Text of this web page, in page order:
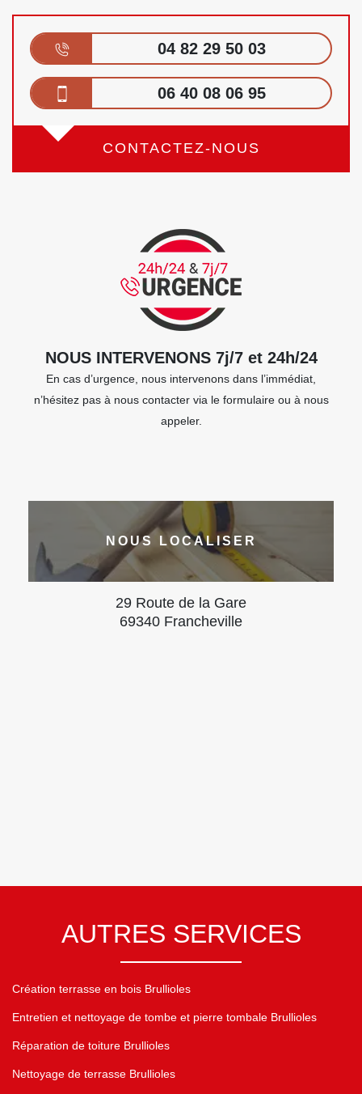
04 82 29 50 03
06 40 08 06 95
CONTACTEZ-NOUS
NOUS INTERVENONS 7j/7 et 24h/24
En cas d’urgence, nous intervenons dans l’immédiat,
n’hésitez pas à nous contacter via le formulaire ou à nous
appeler.
NOUS LOCALISER
29 Route de la Gare
69340 Francheville
AUTRES SERVICES
Création terrasse en bois Brullioles
Entretien et nettoyage de tombe et pierre tombale Brullioles
Réparation de toiture Brullioles
Nettoyage de terrasse Brullioles